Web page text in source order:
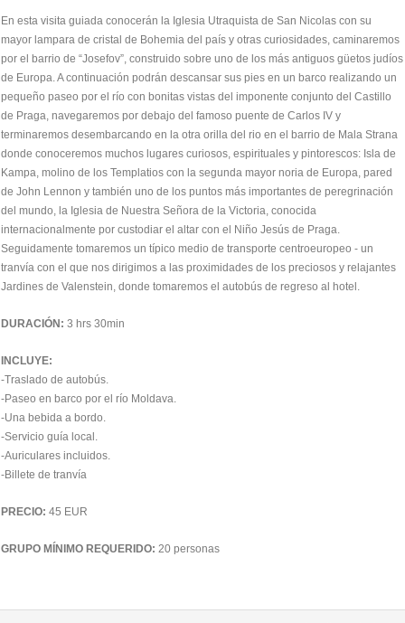
En esta visita guiada conocerán la Iglesia Utraquista de San Nicolas con su
mayor lampara de cristal de Bohemia del país y otras curiosidades, caminaremos
por el barrio de “Josefov”, construido sobre uno de los más antiguos güetos judíos
de Europa. A continuación podrán descansar sus pies en un barco realizando un
pequeño paseo por el río con bonitas vistas del imponente conjunto del Castillo
de Praga, navegaremos por debajo del famoso puente de Carlos IV y
terminaremos desembarcando en la otra orilla del rio en el barrio de Mala Strana
donde conoceremos muchos lugares curiosos, espirituales y pintorescos: Isla de
Kampa, molino de los Templatios con la segunda mayor noria de Europa, pared
de John Lennon y también uno de los puntos más importantes de peregrinación
del mundo, la Iglesia de Nuestra Señora de la Victoria, conocida
internacionalmente por custodiar el altar con el Niño Jesús de Praga.
Seguidamente tomaremos un típico medio de transporte centroeuropeo - un
tranvía con el que nos dirigimos a las proximidades de los preciosos y relajantes
Jardines de Valenstein, donde tomaremos el autobús de regreso al hotel.
DURACIÓN: 3 hrs 30min
INCLUYE:
-Traslado de autobús.
-Paseo en barco por el río Moldava.
-Una bebida a bordo.
-Servicio guía local.
-Auriculares incluidos.
-Billete de tranvía
PRECIO: 45 EUR
GRUPO MÍNIMO REQUERIDO: 20 personas